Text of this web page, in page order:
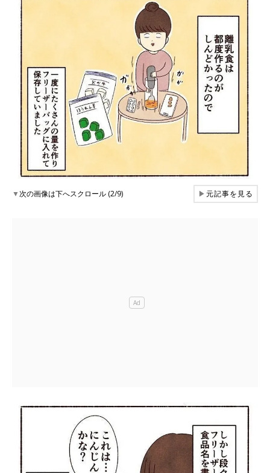
▼次の画像は下へスクロール (2/9) ▶元記事を見る